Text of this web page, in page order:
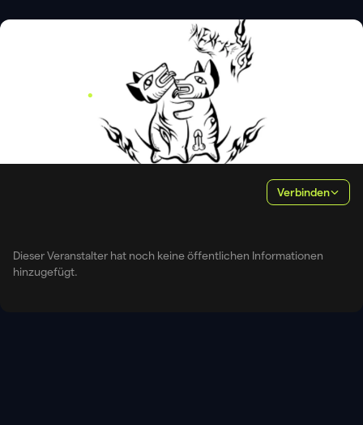
.
Estado de México, Mexico
Verbinden
Dieser Veranstalter hat noch keine öffentlichen Informationen
hinzugefügt.